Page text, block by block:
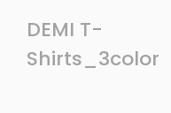
DEMI T-
Shirts_3color